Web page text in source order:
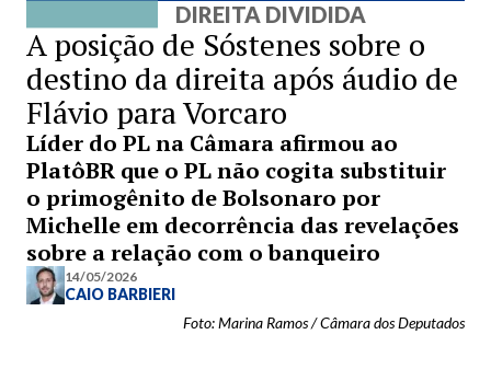
DIREITA DIVIDIDA
A posição de Sóstenes sobre o
destino da direita após áudio de
Flávio para Vorcaro
Líder do PL na Câmara afirmou ao
PlatôBR que o PL não cogita substituir
o primogênito de Bolsonaro por
Michelle em decorrência das revelações
sobre a relação com o banqueiro
14/05/2026
CAIO BARBIERI
Foto: Marina Ramos / Câmara dos Deputados